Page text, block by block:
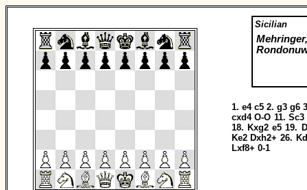
Sicilian
1. e4 c52.g3 g6
cxd4 O-O 11.Sc3
18. Kxg2 e5 19.
Ke2 Dxh2+ 26.
Lxf8+ 0-1